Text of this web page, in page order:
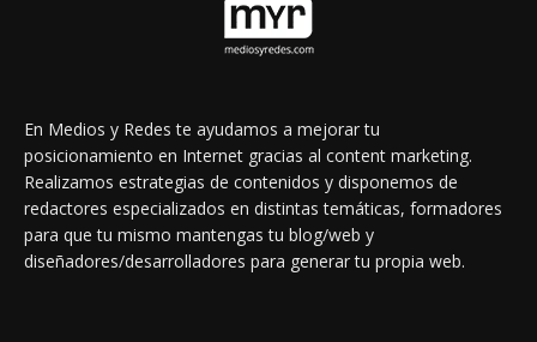
En Medios y Redes te ayudamos a mejorar tu
posicionamiento en Internet gracias al content marketing.
Realizamos estrategias de contenidos y disponemos de
redactores especializados en distintas temáticas, formadores
para que tu mismo mantengas tu blog/web y
diseñadores/desarrolladores para generar tu propia web.